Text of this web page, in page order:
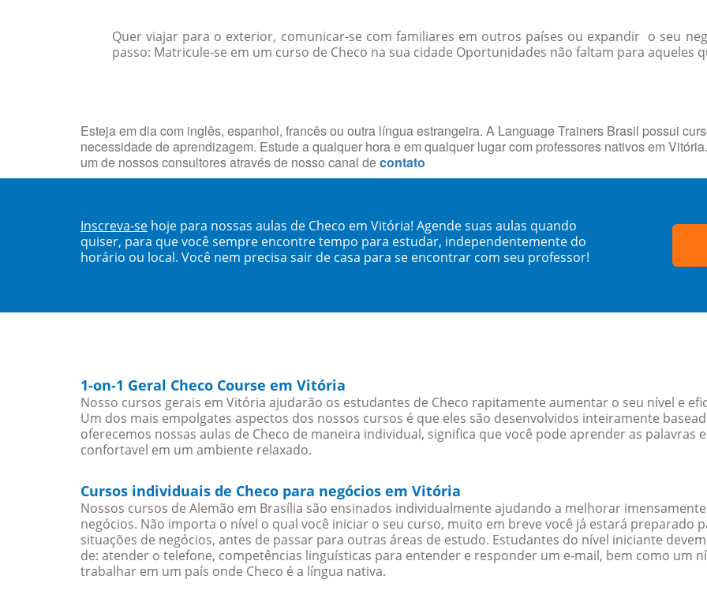
Quer viajar para o exterior, comunicar-se com familiares em outros países ou expandir o seu
passo: Matricule-se em um curso de Checo na sua cidade Oportunidades não faltam para aqueles
Esteja em dia com inglês, espanhol, francês ou outra língua estrangeira. A Language Trainers Brasil possui
necessidade de aprendizagem. Estude a qualquer hora e em qualquer lugar com professores nativos em
um de nossos consultores através de nosso canal decontato
Inscreva-se hoje para nossas aulas de Checo em Vitória! Agende suas aulas quando
quiser, para que você sempre encontre tempo para estudar, independentemente do
horário ou local. Você nem precisa sair de casa para se encontrar com seu professor!
1-on-1 Geral Checo Course em Vitória
Nosso cursos gerais em Vitória ajudarão os estudantes de Checo rapitamente aumentar o seu nível e
Um dos mais empolgates aspectos dos nossos cursos é que eles são desenvolvidos inteiramente
oferecemos nossas aulas de Checo de maneira individual, significa que você pode aprender as palavras
confortavel em um ambiente relaxado.
Cursos individuais de Checo para negócios em Vitória
Nossos cursos de Alemão em Brasília são ensinados individualmente ajudando a melhorar
negócios. Não importa o nível o qual você iniciar o seu curso, muito em breve você já estará preparado
situações de negócios, antes de passar para outras áreas de estudo. Estudantes do nível iniciante
de: atender o telefone, competências linguísticas para entender e responder um e-mail, bem como um
trabalhar em um país onde Checo é a língua nativa.